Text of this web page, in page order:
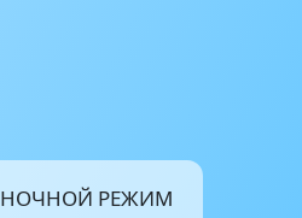
НОЧНОЙ РЕЖИМ